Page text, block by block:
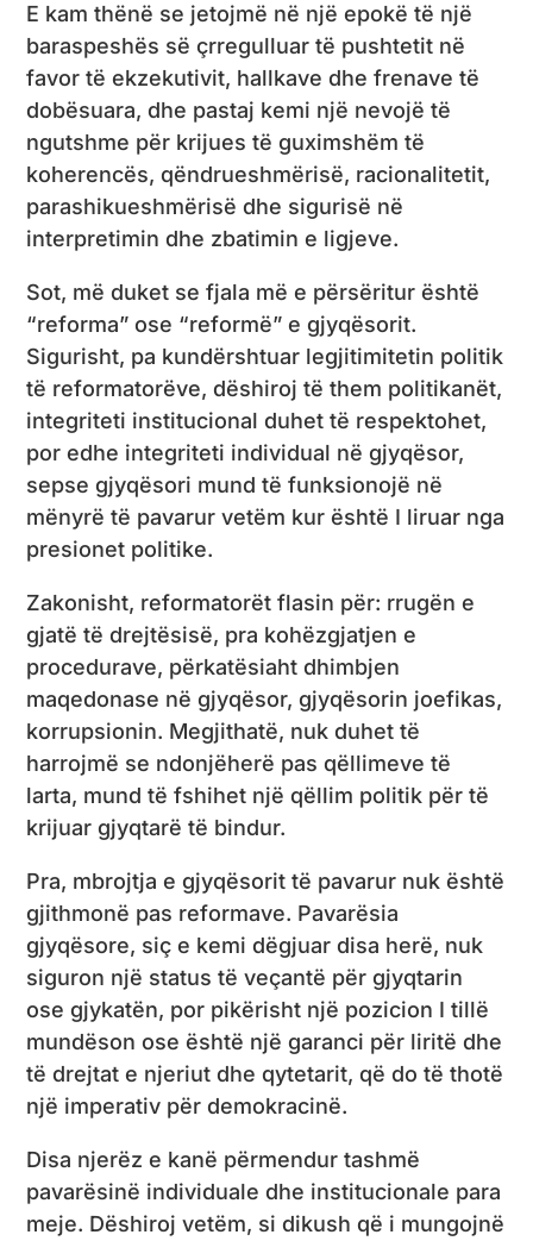
E kam thënë se jetojmë në një epokë të një
baraspeshës së çrregulluar të pushtetit në
favor të ekzekutivit, hallkave dhe frenave të
dobësuara, dhe pastaj kemi një nevojë të
ngutshme për krijues të guximshëm të
koherencës, qëndrueshmërisë, racionalitetit,
parashikueshmërisë dhe sigurisë në
interpretimin dhe zbatimin e ligjeve.
Sot, më duket se fjala më e përsëritur është
“reforma” ose “reformë” e gjyqësorit.
Sigurisht, pa kundërshtuar legjitimitetin politik
të reformatorëve, dëshiroj të them politikanët,
integriteti institucional duhet të respektohet,
por edhe integriteti individual në gjyqësor,
sepse gjyqësori mund të funksionojë në
mënyrë të pavarur vetëm kur është I liruar nga
presionet politike.
Zakonisht, reformatorët flasin për: rrugën e
gjatë të drejtësisë, pra kohëzgjatjen e
procedurave, përkatësiaht dhimbjen
maqedonase në gjyqësor, gjyqësorin joefikas,
korrupsionin. Megjithatë, nuk duhet të
harrojmë se ndonjëherë pas qëllimeve të
larta, mund të fshihet një qëllim politik për të
krijuar gjyqtarë të bindur.
Pra, mbrojtja e gjyqësorit të pavarur nuk është
gjithmonë pas reformave. Pavarësia
gjyqësore, siç e kemi dëgjuar disa herë, nuk
siguron një status të veçantë për gjyqtarin
ose gjykatën, por pikërisht një pozicion I tillë
mundëson ose është një garanci për liritë dhe
të drejtat e njeriut dhe qytetarit, që do të thotë
një imperativ për demokracinë.
Disa njerëz e kanë përmendur tashmë
pavarësinë individuale dhe institucionale para
meje. Dëshiroj vetëm, si dikush që i mungojnë